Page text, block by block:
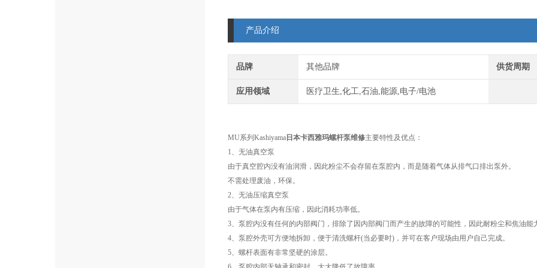
产品介绍
品牌 其他品牌 供货周期
应用领域 医疗卫生,化工,石油,能源,电子/电池
MU系列Kashiyama 日本卡西雅玛螺杆泵维修主要特性及优点：
1、无油真空泵
由于真空腔内没有油润滑，因此粉尘不会存留在泵腔内，而是随着气体从排气口排出泵外。
不需处理废油，环保。
2、无油压缩真空泵
由于气体在泵内有压缩，因此消耗功率低。
3、泵腔内没有任何的内部阀门，排除了因内部阀门而产生的故障的可能性，因此耐粉尘和焦油能
4、泵腔外壳可方便地拆卸，便于清洗螺杆(当必要时)，并可在客户现场由用户自己完成。
5、螺杆表面有非常坚硬的涂层。